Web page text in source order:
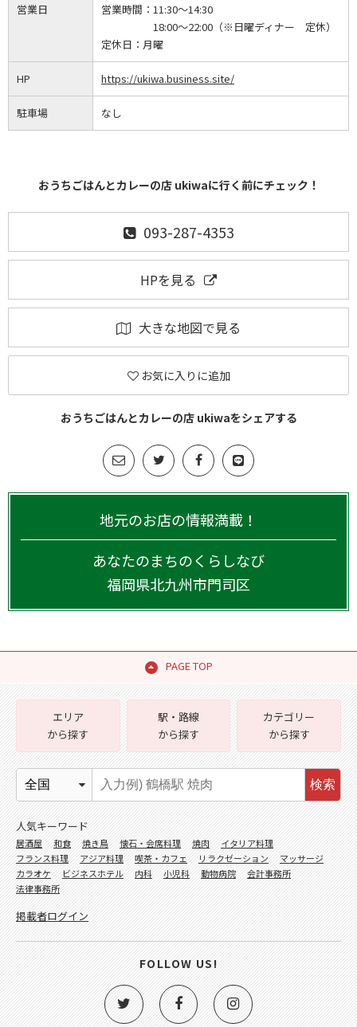
営業日 営業時間： 11:30～14:30
18:00～22:00（※日曜ディナー 定休）
定休日： 月曜
HP https://ukiwa.business.site/
駐車場 なし
おうちごはんとカレーの店 ukiwaに行く前にチェック！
093-287-4353
HPを見る
大きな地図で見る
お気に入りに追加
おうちごはんとカレーの店 ukiwaをシェアする
地元のお店の情報満載！
あなたのまちのくらしなび
福岡県北九州市門司区
PAGE TOP
エリア
から探す
駅・路線
から探す
カテゴリー
から探す
検索
人気キーワード
居酒屋 和食 焼き鳥 懐石・会席料理 焼肉
イタリア料理
フランス料理
アジア料理 喫茶・カフェ リラクゼーション
マッサージ
カラオケ
ビジネスホテル 内科 小児科 動物病院
会計事務所
法律事務所
掲載者ログイン
FOLLOW US!